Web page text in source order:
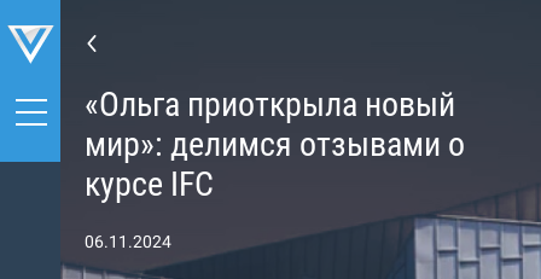
«Ольга приоткрыла новый
мир»: делимся отзывами о
курсе IFC
06.11.2024